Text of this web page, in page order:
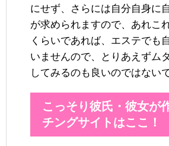
にせず、さらには自分自身に
が求められますので、あれこ
くらいであれば、エステでも
いませんので、とりあえずム
してみるのも良いのではない
こっそり彼氏・彼女が
チングサイトはここ！